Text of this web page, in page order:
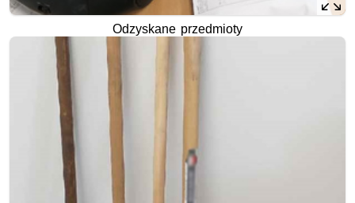
Odzyskane przedmioty